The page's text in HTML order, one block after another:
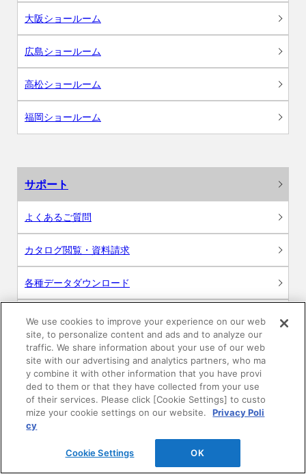
大阪ショールーム
広島ショールーム
高松ショールーム
福岡ショールーム
サポート
よくあるご質問
カタログ閲覧・資料請求
各種データダウンロード
WEB見積・各種シミュレーション
交換用部品の購入
修理・点検
お問い合わせ
We use cookies to improve your experience on our web
site, to personalize content and ads and to analyze our
traffic. We share information about your use of our web
site with our advertising and analytics partners, who ma
y combine it with other information that you have provi
ded to them or that they have collected from your use
of their services. Please click [Cookie Settings] to custo
mize your cookie settings on our website.
Privacy Poli
cy
Cookie Settings OK